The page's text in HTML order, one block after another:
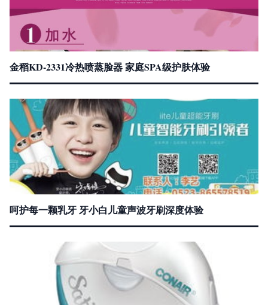
金稻KD-2331冷热喷蒸脸器 家庭SPA级护肤体验
呵护每一颗乳牙 牙小白儿童声波牙刷深度体验